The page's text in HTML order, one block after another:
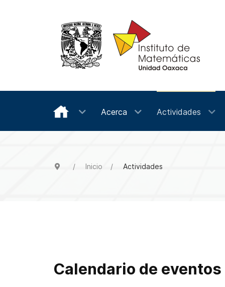
Acerca Actividades
Inicio Actividades
Calendario de eventos